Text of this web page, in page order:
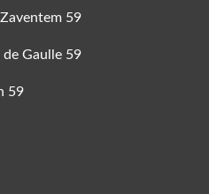
59
de Gaulle 59
59